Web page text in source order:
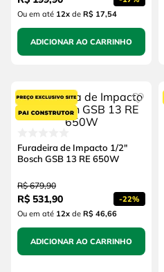
Ou em até 12xde R$ 17,54
ADICIONAR AO CARRINHO
Furadeira de Impacto 1/2"
Bosch GSB 13 RE 650W
R$ 679,90
R$ 531,90 -22%
Ou em até 12xde R$ 46,66
ADICIONAR AO CARRINHO